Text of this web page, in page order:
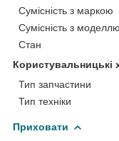
Сумісність з маркою
Сумісність з моделлю
Стан
Користувальницькі
Тип запчастини
Тип техніки
Приховати